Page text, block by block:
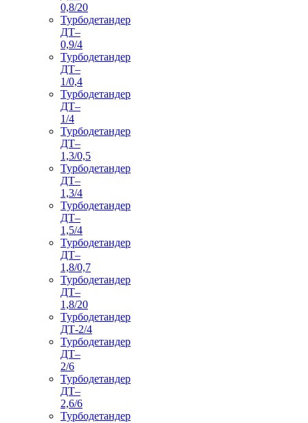
0,8/20
Турбодетандер
ДТ–
0,9/4
Турбодетандер
ДТ–
1/0,4
Турбодетандер
ДТ–
1/4
Турбодетандер
ДТ–
1,3/0,5
Турбодетандер
ДТ–
1,3/4
Турбодетандер
ДТ–
1,5/4
Турбодетандер
ДТ–
1,8/0,7
Турбодетандер
ДТ–
1,8/20
Турбодетандер
ДТ-2/4
Турбодетандер
ДТ–
2/6
Турбодетандер
ДТ–
2,6/6
Турбодетандер